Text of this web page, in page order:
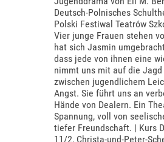
Deutsch-Polnisches
Polski Festiwal Teatrów
Vier junge Frauen stehen
hat sich Jasmin
dass jede von ihnen eine
nimmt uns mit auf die
zwischen jugendlichem
Angst. Sie führt uns an
Hände von Dealern. Ein
Spannung, voll von
tiefer Freundschaft. | Kurs
11/2, Christa-und-Peter-